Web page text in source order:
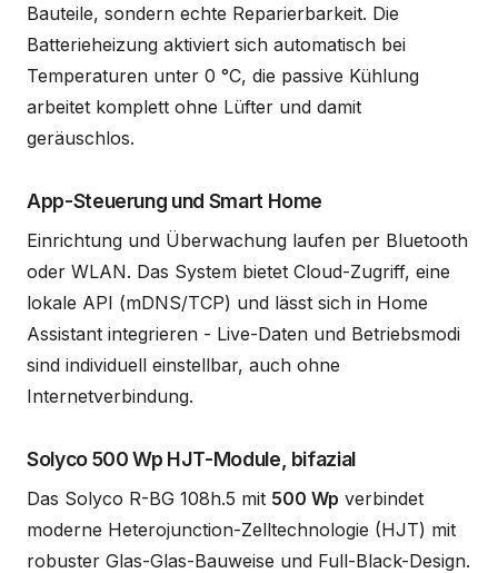
Bauteile, sondern echte Reparierbarkeit. Die
Batterieheizung aktiviert sich automatisch bei
Temperaturen unter 0 °C, die passive Kühlung
arbeitet komplett ohne Lüfter und damit
geräuschlos.
App-Steuerung und Smart Home
Einrichtung und Überwachung laufen per Bluetooth
oder WLAN. Das System bietet Cloud-Zugriff, eine
lokale API (mDNS/TCP) und lässt sich in Home
Assistant integrieren - Live-Daten und Betriebsmodi
sind individuell einstellbar, auch ohne
Internetverbindung.
Solyco 500 Wp HJT-Module, bifazial
Das Solyco R-BG 108h.5 mit 500 Wp verbindet
moderne Heterojunction-Zelltechnologie (HJT) mit
robuster Glas-Glas-Bauweise und Full-Black-Design.